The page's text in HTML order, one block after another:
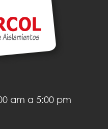
am a 5:00 pm